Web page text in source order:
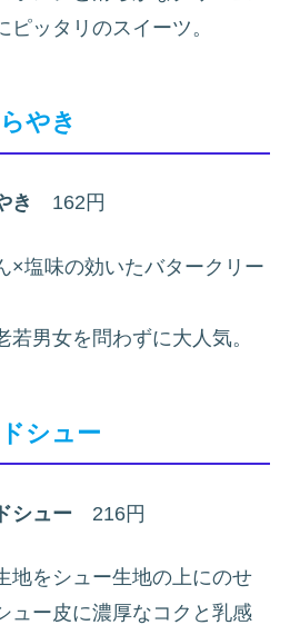
ッタリのスイーツ。
やき
き 162円
×塩味の効いたバタークリー
男女を問わずに大人気。
シュー
シュー 216円
地をシュー生地の上にのせ
ュー皮に濃厚なコクと乳感